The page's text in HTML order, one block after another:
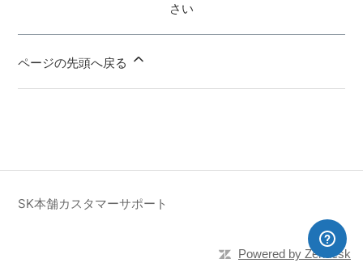
さい
ページの先頭へ戻る
SK本舗カスタマーサポート
Powered by Zendesk